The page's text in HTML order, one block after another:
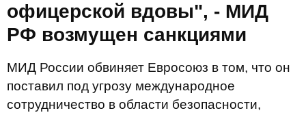
офицерской вдовы", - МИД
РФ возмущен санкциями
МИД России обвиняет Евросоюз в том, что он
поставил под угрозу международное
сотрудничество в области безопасности,